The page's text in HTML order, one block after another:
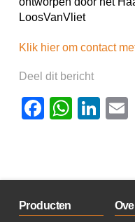
LoosVanVliet
Klik hier om contact
Deel dit bericht
Facebook
Producten